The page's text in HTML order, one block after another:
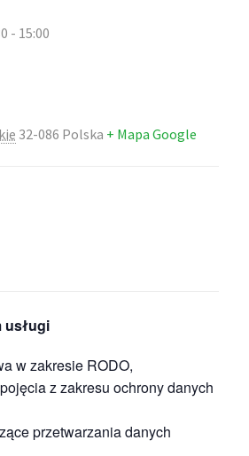
- 15:00
32-086 Polska + Mapa Google
usługi
w zakresie RODO,
z zakresu ochrony danych
przetwarzania danych